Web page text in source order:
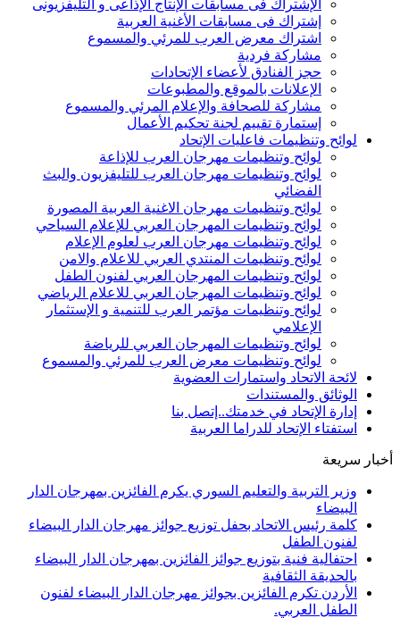
الإشتراك فى مسابقات الإنتاج الإذاعى و التليفزيونى
إشتراك فى مسابقات الأغنية العربية
اشتراك معرض العرب للمرئي والمسموع
مشاركة فردية
حجز الفنادق لأعضاء الإتحادات
الإعلانات بالموقع والمطبوعات
مشاركة للصحافة والإعلام المرئي والمسموع
إستمارة تقييم لجنة تحكيم الأعمال
لوائح وتنظيمات فاعليات الإتحاد
لوائح وتنظيمات مهرجان العرب للإذاعة
لوائح وتنظيمات مهرجان العرب للتليفزيون والبث
الفضائي
لوائح وتنظيمات مهرجان الاغنية العربية المصورة
لوائح وتنظيمات المهرجان العربي للإعلام السياحي
لوائح وتنظيمات مهرجان العرب لعلوم الإعلام
لوائح وتنظيمات المنتدي العربي للاعلام والامن
لوائح وتنظيمات المهرجان العربي لفنون الطفل
لوائح وتنظيمات المهرجان العربي للاعلام الرياضي
لوائح وتنظيمات مؤتمر العرب للتنمية و الإستثمار
الإعلامي
لوائح وتنظيمات المهرجان العربي للرياضة
لوائح وتنظيمات معرض العرب للمرئي والمسموع
لائحة الاتحاد واستمارات العضوية
الوثائق والمستندات
إدارة الإتحاد في خدمتك..إتصل بنا
استفتاء الإتحاد للدراما العربية
أخبار سريعة
وزير التربية والتعليم السوري يكرم الفائزين بمهرجان الدار
البيضاء
كلمة رئيس الاتحاد بحفل توزيع جوائز مهرجان الدار البيضاء
لفنون الطفل
احتفالية فنية بتوزيع جوائز الفائزين بمهرجان الدار البيضاء
بالحديقة الثقافية
الأردن تكرم الفائزين بجوائز مهرجان الدار البيضاء لفنون
الطفل العربي.